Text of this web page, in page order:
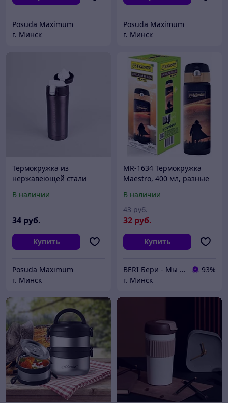
Posuda Maximum
г. Минск
Posuda Maximum
г. Минск
Термокружка из
нержавеющей стали
BROWN
В наличии
34 руб.
Купить
Posuda Maximum
г. Минск
MR-1634 Термокружка
Maestro, 400 мл, разные
В наличии
32 руб.
43 руб.
Купить
BERI Бери - Мы ненавидим демпинг, но нас вынуждают конкуренты
93%
г. Минск